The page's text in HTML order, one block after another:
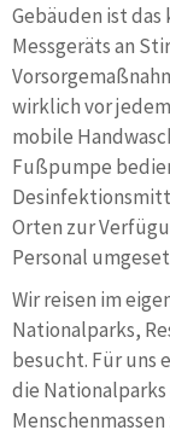
Gebäuden ist
Messgeräts an
wirklich vor
mobile
Fußpumpe
Orten zur
Personal
Wir reisen im
Nationalparks,
besucht. Für uns
die Nationalparks